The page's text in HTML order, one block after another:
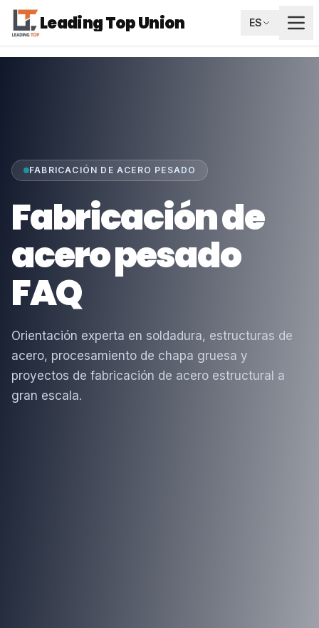
Leading Top Union ES
FABRICACIÓN DE ACERO PESADO
Fabricación de
acero pesado
FAQ
Orientación experta en soldadura, estructuras de
acero, procesamiento de chapa gruesa y
proyectos de fabricación de acero estructural a
gran escala.